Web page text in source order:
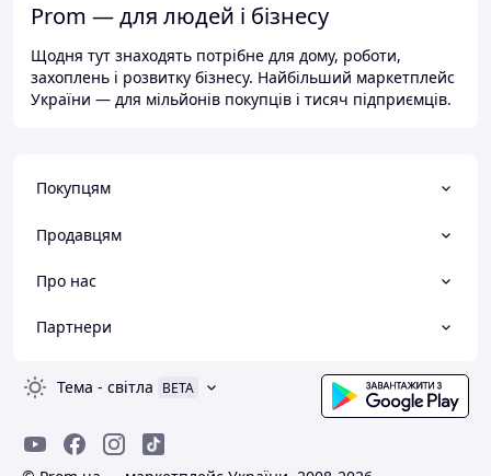
Prom — для людей і бізнесу
Щодня тут знаходять потрібне для дому, роботи,
захоплень і розвитку бізнесу. Найбільший маркетплейс
України — для мільйонів покупців і тисяч підприємців.
Покупцям
Продавцям
Про нас
Партнери
Тема - світла BETA